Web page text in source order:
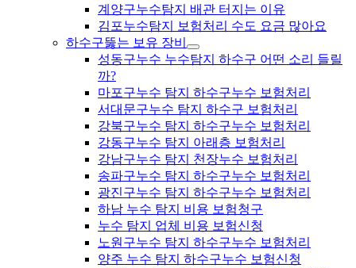
계양구누수탐지 배관 터지는 이유
김포누수탐지 보험처리 수도 요금 많아요
하수구뚫는 보유 장비
성동구누수 누수탐지 하수구 어떤 소리 들릴
까?
마포구누수 탐지 하수구누수 보험처리
서대문구누수 탐지 하수구 보험처리
강북구누수 탐지 하수구누수 보험처리
강동구누수 탐지 아래층 보험처리
강남구누수 탐지 천장누수 보험처리
송파구누수 탐지 하수구누수 보험처리
광진구누수 탐지 하수구누수 보험처리
하남 누수 탐지 비용 보험청구
누수 탐지 업체 비용 보험신청
노원구누수 탐지 하수구누수 보험처리
양주 누수 탐지 하수구누수 보험신청